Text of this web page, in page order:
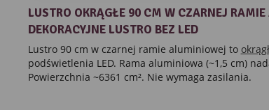
LUSTRO OKRĄGŁE 90 CM W CZARNEJ
DEKORACYJNE LUSTRO BEZ LED
Lustro 90 cm w czarnej ramie aluminiowej to
podświetlenia LED. Rama aluminiowa (~1,5 cm)
Powierzchnia ~6361 cm². Nie wymaga zasilania.